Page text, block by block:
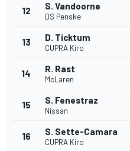
12 S. Vandoorne
DS Penske
13 D. Ticktum
CUPRA Kiro
14 R. Rast
McLaren
15 S. Fenestraz
Nissan
16 S. Sette-Camara
CUPRA Kiro